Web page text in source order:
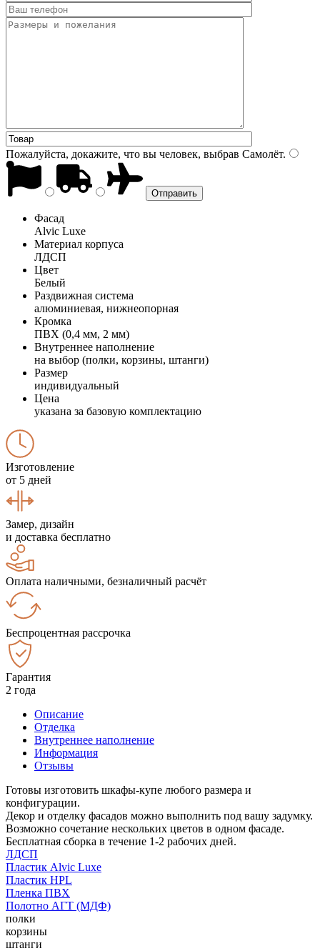
Пожалуйста, докажите, что вы человек, выбрав Самолёт.
Фасад
Alvic Luxe
Материал корпуса
ЛДСП
Цвет
Белый
Раздвижная система
алюминиевая, нижнеопорная
Кромка
ПВХ (0,4 мм, 2 мм)
Внутреннее наполнение
на выбор (полки, корзины, штанги)
Размер
индивидуальный
Цена
указана за базовую комплектацию
Изготовление
от 5 дней
Замер, дизайн
и доставка бесплатно
Оплата наличными, безналичный расчёт
Беспроцентная рассрочка
Гарантия
2 года
Описание
Отделка
Внутреннее наполнение
Информация
Отзывы
Готовы изготовить шкафы-купе любого размера и
конфигурации.
Декор и отделку фасадов можно выполнить под вашу задумку.
Возможно сочетание нескольких цветов в одном фасаде.
Бесплатная сборка в течение 1-2 рабочих дней.
ЛДСП
Пластик Alvic Luxe
Пластик HPL
Пленка ПВХ
Полотно АГТ (МДФ)
полки
корзины
штанги